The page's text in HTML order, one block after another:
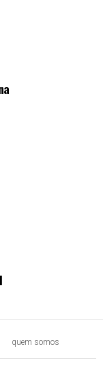
de Nova
justificar
quem somos